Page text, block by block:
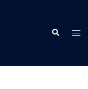
Buscar